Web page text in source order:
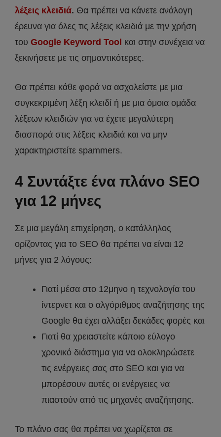
λέξεις κλειδιά. Θα πρέπει να κάνετε ανάλογη
έρευνα για όλες τις λέξεις κλειδιά με την χρήση
του Google Keyword Tool και στην συνέχεια να
ξεκινήσετε με τις σημαντικότερες.
Θα πρέπει κάθε φορά να ασχολείστε με μια
συγκεκριμένη λέξη κλειδί ή με μια όμοια ομάδα
λέξεων κλειδιών για να έχετε μεγαλύτερη
διασπορά στις λέξεις κλειδιά και να μην
χαρακτηριστείτε spammers.
4 Συντάξτε ένα πλάνο SEO
για 12 μήνες
Σε μια μεγάλη επιχείρηση, ο κατάλληλος
ορίζοντας για το SEO θα πρέπει να είναι 12
μήνες για 2 λόγους:
Γιατί μέσα στο 12μηνο η τεχνολογία του
ίντερνετ και ο αλγόριθμος αναζήτησης της
Google θα έχει αλλάξει δεκάδες φορές και
Γιατί θα χρειαστείτε κάποιο εύλογο
χρονικό διάστημα για να ολοκληρώσετε
τις ενέργειες σας στο SEO και για να
μπορέσουν αυτές οι ενέργειες να
πιαστούν από τις μηχανές αναζήτησης.
Το πλάνο σας θα πρέπει να χωρίζεται σε